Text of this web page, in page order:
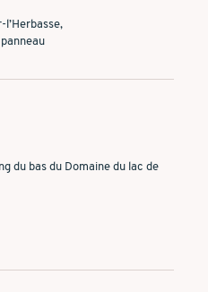
l’Herbasse,
du bas du Domaine du lac de